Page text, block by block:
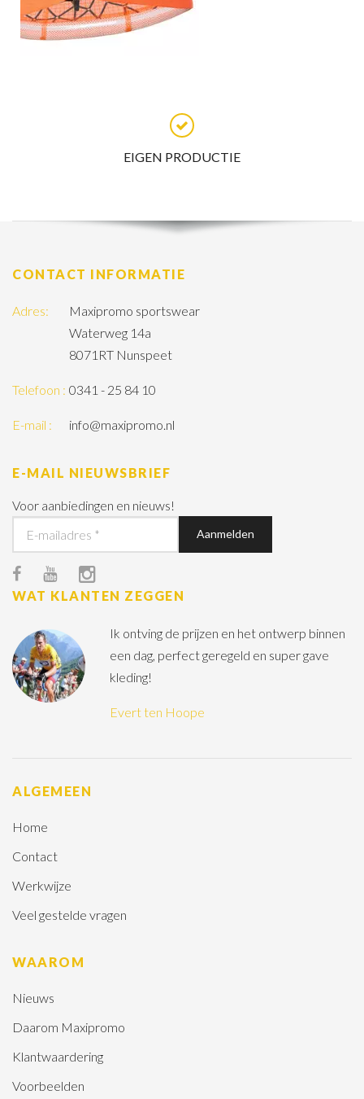
WAARDERING 9.4
CONTACT INFORMATIE
Adres:
Maxipromo sportswear
Waterweg 14a
8071RT Nunspeet
Telefoon : 0341 - 25 84 10
E-mail : info@maxipromo.nl
E-MAIL NIEUWSBRIEF
Voor aanbiedingen en nieuws!
WAT KLANTEN ZEGGEN
Ik ontving de prijzen en het ontwerp binnen
een dag, perfect geregeld en super gave
kleding!
Evert ten Hoope
ALGEMEEN
Home
Contact
Werkwijze
Veel gestelde vragen
WAAROM
Nieuws
Daarom Maxipromo
Klantwaardering
Voorbeelden